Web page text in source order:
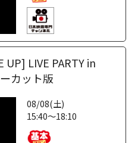
UP] LIVE PARTY in
カット版
08/08(土)
15:40～18:10